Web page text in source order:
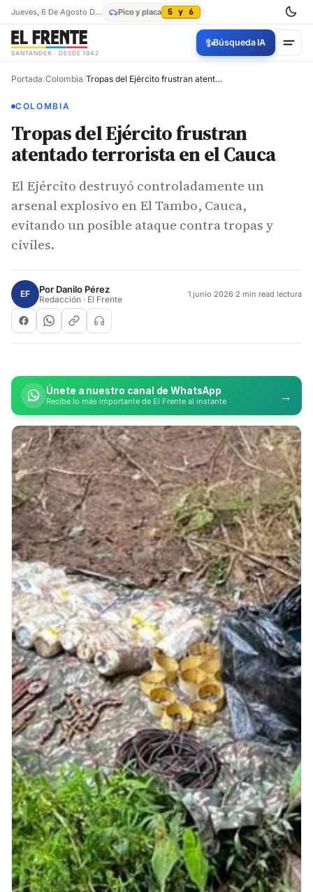
Jueves, 6 De Agosto De 2026 Pico y placa 5 y 6
SANTANDER · DESDE 1942
✨Búsqueda IA
Portada/Colombia/ Tropas del Ejército frustran atentado terrorista en el Cauca
COLOMBIA
Tropas del Ejército frustran
atentado terrorista en el Cauca
El Ejército destruyó controladamente un
arsenal explosivo en El Tambo, Cauca,
evitando un posible ataque contra tropas y
civiles.
EF Por Danilo Pérez
Redacción · El Frente 1 junio 2026·2 min read lectura
Únete a nuestro canal de WhatsApp
Recibe lo más importante de El Frente al instante →